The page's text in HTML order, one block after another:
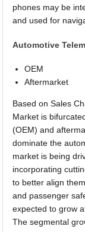
phones may be
and used for
Automotive
OEM
Aftermarket
Based on Sales
Market is
(OEM) and
dominate the
market is being
incorporating
to better align
and passenger
expected to grow
The segmental